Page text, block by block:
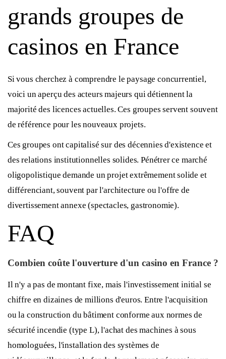
grands groupes de
casinos en France
Si vous cherchez à comprendre le paysage concurrentiel,
voici un aperçu des acteurs majeurs qui détiennent la
majorité des licences actuelles. Ces groupes servent souvent
de référence pour les nouveaux projets.
Ces groupes ont capitalisé sur des décennies d'existence et
des relations institutionnelles solides. Pénétrer ce marché
oligopolistique demande un projet extrêmement solide et
différenciant, souvent par l'architecture ou l'offre de
divertissement annexe (spectacles, gastronomie).
FAQ
Combien coûte l'ouverture d'un casino en France ?
Il n'y a pas de montant fixe, mais l'investissement initial se
chiffre en dizaines de millions d'euros. Entre l'acquisition
ou la construction du bâtiment conforme aux normes de
sécurité incendie (type L), l'achat des machines à sous
homologuées, l'installation des systèmes de